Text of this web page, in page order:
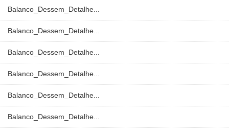
Balanco_Dessem_Detalhe...
Balanco_Dessem_Detalhe...
Balanco_Dessem_Detalhe...
Balanco_Dessem_Detalhe...
Balanco_Dessem_Detalhe...
Balanco_Dessem_Detalhe...